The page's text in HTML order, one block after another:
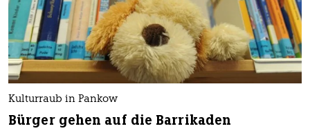
Kulturraub in Pankow
Bürger gehen auf die Barrikaden